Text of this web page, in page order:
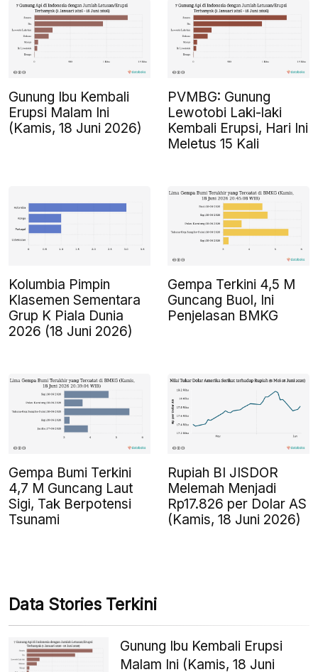
Gunung Ibu Kembali
Erupsi Malam Ini
(Kamis, 18 Juni 2026)
PVMBG: Gunung
Lewotobi Laki-laki
Kembali Erupsi, Hari Ini
Meletus 15 Kali
Kolumbia Pimpin
Klasemen Sementara
Grup K Piala Dunia
2026 (18 Juni 2026)
Gempa Terkini 4,5 M
Guncang Buol, Ini
Penjelasan BMKG
Gempa Bumi Terkini
4,7 M Guncang Laut
Sigi, Tak Berpotensi
Tsunami
Rupiah BI JISDOR
Melemah Menjadi
Rp17.826 per Dolar AS
(Kamis, 18 Juni 2026)
Data Stories Terkini
Gunung Ibu Kembali Erupsi
Malam Ini (Kamis, 18 Juni